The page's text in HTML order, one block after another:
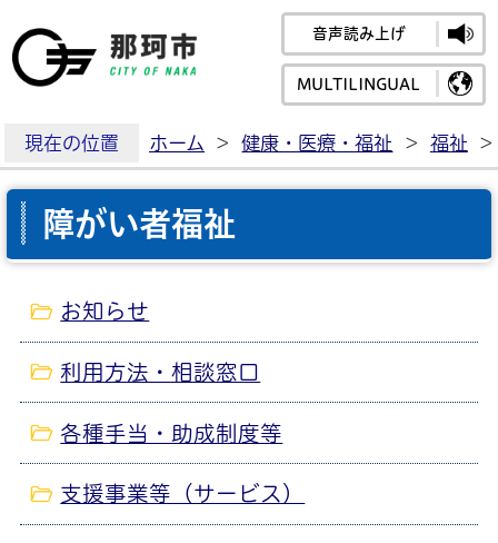
那珂市公式ホームペ
音声読み上げ
MULTILINGUAL
現在の位置 ホーム > 健康・医療・福祉 > 福祉 >
障がい者福祉
お知らせ
利用方法・相談窓口
各種手当・助成制度等
支援事業等（サービス）